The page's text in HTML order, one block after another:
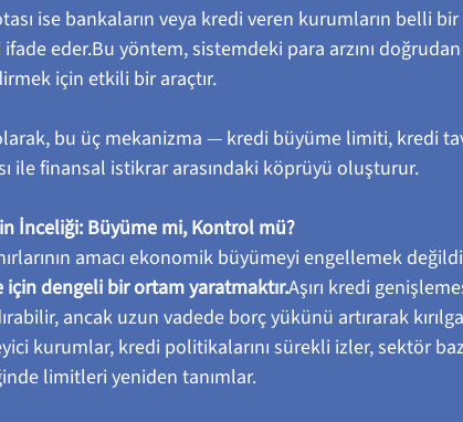
ise bankaların veya kredi veren kurumların belli
eder.Bu yöntem, sistemdeki para arzını doğrudan
için etkili bir araçtır.
bu üç mekanizma — kredi büyüme limiti, kredi
ile finansal istikrar arasındaki köprüyü oluşturur.
İnceliği: Büyüme mi, Kontrol mü?
amacı ekonomik büyümeyi engellemek
için dengeli bir ortam yaratmaktır.Aşırı kredi
ancak uzun vadede borç yükünü artırarak
kurumlar, kredi politikalarını sürekli izler, sektör
limitleri yeniden tanımlar.